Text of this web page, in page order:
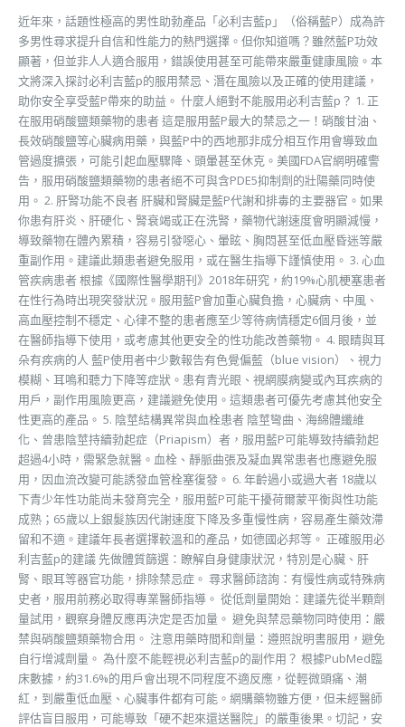
近年來，話題性極高的男性助勃產品「必利吉藍p」（俗稱藍P）成為許
多男性尋求提升自信和性能力的熱門選擇。但你知道嗎？雖然藍P功效
顯著，但並非人人適合服用，錯誤使用甚至可能帶來嚴重健康風險。本
文將深入探討必利吉藍p的服用禁忌、潛在風險以及正確的使用建議，
助你安全享受藍P帶來的助益。 什麼人絕對不能服用必利吉藍p？ 1. 正
在服用硝酸鹽類藥物的患者 這是服用藍P最大的禁忌之一！硝酸甘油、
長效硝酸鹽等心臟病用藥，與藍P中的西地那非成分相互作用會導致血
管過度擴張，可能引起血壓驟降、頭暈甚至休克。美國FDA官網明確警
告，服用硝酸鹽類藥物的患者絕不可與含PDE5抑制劑的壯陽藥同時使
用。 2. 肝腎功能不良者 肝臟和腎臟是藍P代謝和排毒的主要器官。如果
你患有肝炎、肝硬化、腎衰竭或正在洗腎，藥物代謝速度會明顯減慢，
導致藥物在體內累積，容易引發噁心、暈眩、胸悶甚至低血壓昏迷等嚴
重副作用。建議此類患者避免服用，或在醫生指導下謹慎使用。 3. 心血
管疾病患者 根據《國際性醫學期刊》2018年研究，約19%心肌梗塞患者
在性行為時出現突發狀況。服用藍P會加重心臟負擔，心臟病、中風、
高血壓控制不穩定、心律不整的患者應至少等待病情穩定6個月後，並
在醫師指導下使用，或考慮其他更安全的性功能改善藥物。 4. 眼睛與耳
朵有疾病的人 藍P使用者中少數報告有色覺偏藍（blue vision）、視力
模糊、耳鳴和聽力下降等症狀。患有青光眼、視網膜病變或內耳疾病的
用戶，副作用風險更高，建議避免使用。這類患者可優先考慮其他安全
性更高的產品。 5. 陰莖結構異常與血栓患者 陰莖彎曲、海綿體纖維
化、曾患陰莖持續勃起症（Priapism）者，服用藍P可能導致持續勃起
超過4小時，需緊急就醫。血栓、靜脈曲張及凝血異常患者也應避免服
用，因血流改變可能誘發血管栓塞復發。 6. 年齡過小或過大者 18歲以
下青少年性功能尚未發育完全，服用藍P可能干擾荷爾蒙平衡與性功能
成熟；65歲以上銀髮族因代謝速度下降及多重慢性病，容易產生藥效滯
留和不適。建議年長者選擇較溫和的產品，如德國必邦等。 正確服用必
利吉藍p的建議 先做體質篩選：瞭解自身健康狀況，特別是心臟、肝
腎、眼耳等器官功能，排除禁忌症。 尋求醫師諮詢：有慢性病或特殊病
史者，服用前務必取得專業醫師指導。 從低劑量開始：建議先從半顆劑
量試用，觀察身體反應再決定是否加量。 避免與禁忌藥物同時使用：嚴
禁與硝酸鹽類藥物合用。 注意用藥時間和劑量：遵照說明書服用，避免
自行增減劑量。 為什麼不能輕視必利吉藍p的副作用？ 根據PubMed臨
床數據，約31.6%的用戶會出現不同程度不適反應，從輕微頭痛、潮
紅，到嚴重低血壓、心臟事件都有可能。網購藥物雖方便，但未經醫師
評估盲目服用，可能導致「硬不起來還送醫院」的嚴重後果。切記，安